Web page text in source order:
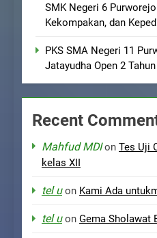
SMK Negeri 6
Kekompakan, dan
PKS SMA Negeri 11
Jatayudha Open 2
Recent
Mahfud MDIon Tes Uji
kelas XII
tel uon Kami Ada
tel uon Gema Sholawat